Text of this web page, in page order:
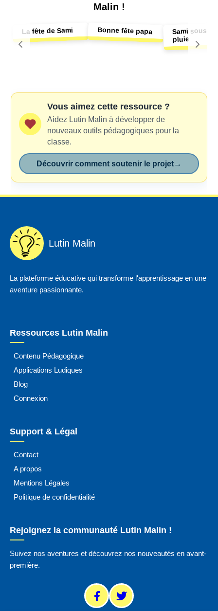
Malin !
La fête de Sami Bonne fête papa Sami sous la
pluie
Vous aimez cette ressource ?
Aidez Lutin Malin à développer de
nouveaux outils pédagogiques pour la
classe.
Découvrir comment soutenir le projet→
Lutin Malin
La plateforme éducative qui transforme l'apprentissage en une
aventure passionnante.
Ressources Lutin Malin
Contenu Pédagogique
Applications Ludiques
Blog
Connexion
Support & Légal
Contact
A propos
Mentions Légales
Politique de confidentialité
Rejoignez la communauté Lutin Malin !
Suivez nos aventures et découvrez nos nouveautés en avant-
première.